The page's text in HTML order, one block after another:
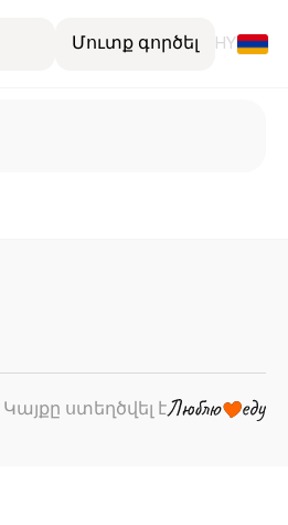
Մուտք գործել HY
Կայքը ստեղծվել է